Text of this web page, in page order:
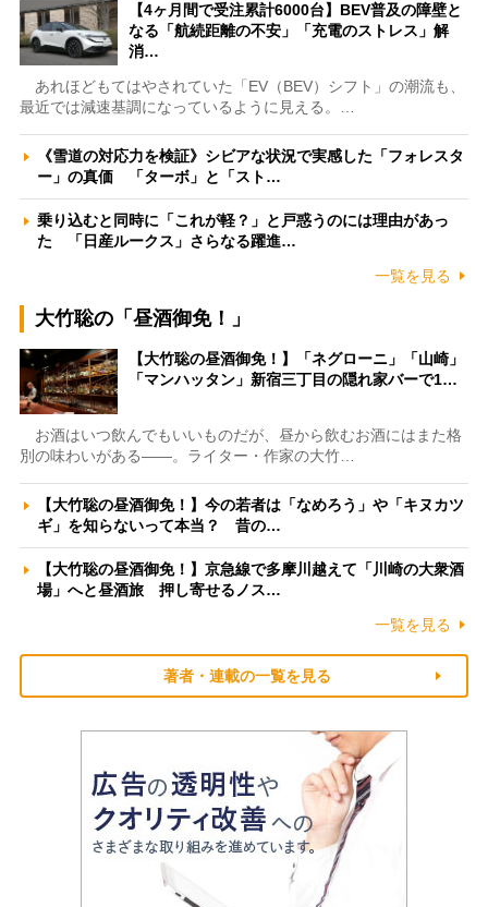
【4ヶ月間で受注累計6000台】BEV普及の障壁と
なる「航続距離の不安」「充電のストレス」解
消…
あれほどもてはやされていた「EV（BEV）シフト」の潮流も、
最近では減速基調になっているように見える。…
《雪道の対応力を検証》シビアな状況で実感した「フォレスタ
ー」の真価 「ターボ」と「スト…
乗り込むと同時に「これが軽？」と戸惑うのには理由があっ
た 「日産ルークス」さらなる躍進…
一覧を見る
大竹聡の「昼酒御免！」
【大竹聡の昼酒御免！】「ネグローニ」「山崎」
「マンハッタン」新宿三丁目の隠れ家バーで1…
お酒はいつ飲んでもいいものだが、昼から飲むお酒にはまた格
別の味わいがある――。ライター・作家の大竹…
【大竹聡の昼酒御免！】今の若者は「なめろう」や「キヌカツ
ギ」を知らないって本当？ 昔の…
【大竹聡の昼酒御免！】京急線で多摩川越えて「川崎の大衆酒
場」へと昼酒旅 押し寄せるノス…
一覧を見る
著者・連載の一覧を見る